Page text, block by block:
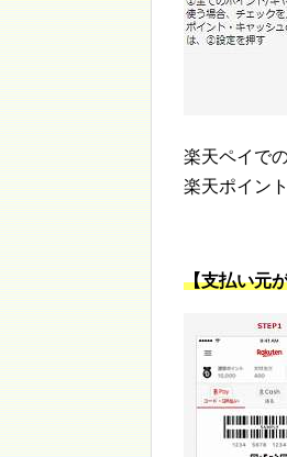
楽天ペイで
楽天ポイン
【支払い元